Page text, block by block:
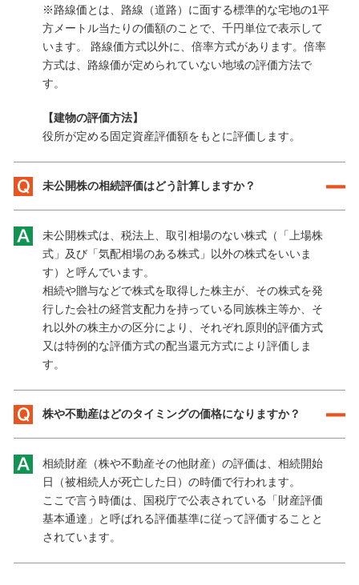
※路線価とは、路線（道路）に面する標準的な宅地の1平
方メートル当たりの価額のことで、千円単位で表示して
います。 路線価方式以外に、倍率方式があります。倍率
方式は、路線価が定められていない地域の評価方法で
す。
【建物の評価方法】
役所が定める固定資産評価額をもとに評価します。
未公開株の相続評価はどう計算しますか？
未公開株式は、税法上、取引相場のない株式（「上場株
式」及び「気配相場のある株式」以外の株式をいいま
す）と呼んでいます。
相続や贈与などで株式を取得した株主が、その株式を発
行した会社の経営支配力を持っている同族株主等か、そ
れ以外の株主かの区分により、それぞれ原則的評価方式
又は特例的な評価方式の配当還元方式により評価しま
す。
株や不動産はどのタイミングの価格になりますか？
相続財産（株や不動産その他財産）の評価は、相続開始
日（被相続人が死亡した日）の時価で行われます。
ここで言う時価は、国税庁で公表されている「財産評価
基本通達」と呼ばれる評価基準に従って評価することと
されています。